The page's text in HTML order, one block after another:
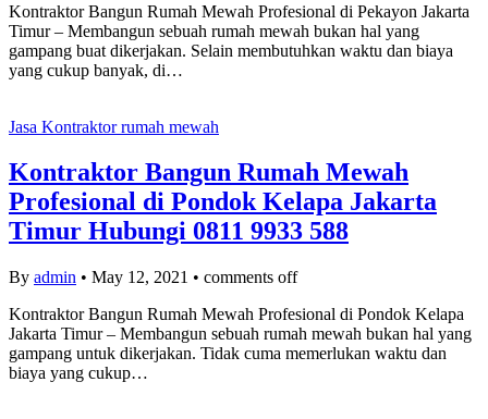
Kontraktor Bangun Rumah Mewah Profesional di Pekayon Jakarta
Timur – Membangun sebuah rumah mewah bukan hal yang
gampang buat dikerjakan. Selain membutuhkan waktu dan biaya
yang cukup banyak, di…
Jasa Kontraktor rumah mewah
Kontraktor Bangun Rumah Mewah
Profesional di Pondok Kelapa Jakarta
Timur Hubungi 0811 9933 588
By admin • May 12, 2021 • comments off
Kontraktor Bangun Rumah Mewah Profesional di Pondok Kelapa
Jakarta Timur – Membangun sebuah rumah mewah bukan hal yang
gampang untuk dikerjakan. Tidak cuma memerlukan waktu dan
biaya yang cukup…